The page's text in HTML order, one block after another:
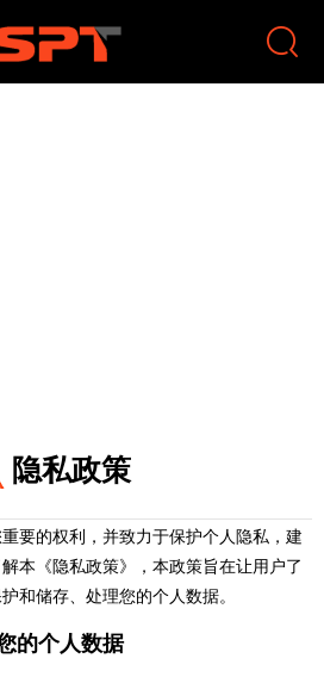

隐私政策
要的权利，并致力于保护个人隐私，建
本《隐私政策》，本政策旨在让用户了
和储存、处理您的个人数据。
的个人数据